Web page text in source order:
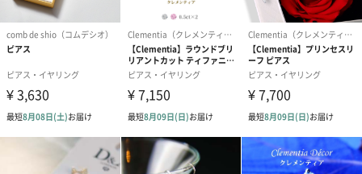
写真付きメッセージカ
ード（680円）
写真付きメッセージカ
ード（Thank you）ピ
ンク（680円）
【誕生日】
Birthday ホワ
刷なし）（
結婚祝いちょい足しギフト
結婚祝いギフトへの＋αにおすすめです。新生活を彩るギフトオプ
ションをご用意いたしました。